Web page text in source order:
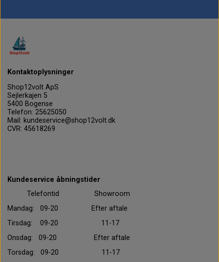
Kontaktoplysninger
Shop12volt ApS
Sejlerkajen 5
5400 Bogense
Telefon: 25625050
Mail: kundeservice@shop12volt.dk
CVR: 45618269
Kundeservice åbningstider
Telefontid Showroom
Mandag: 09-20 Efter aftale
Tirsdag: 09-20 11-17
Onsdag: 09-20 Efter aftale
Torsdag: 09-20 11-17